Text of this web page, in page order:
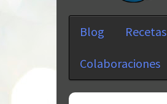
Blog Recetas
Colaboraciones